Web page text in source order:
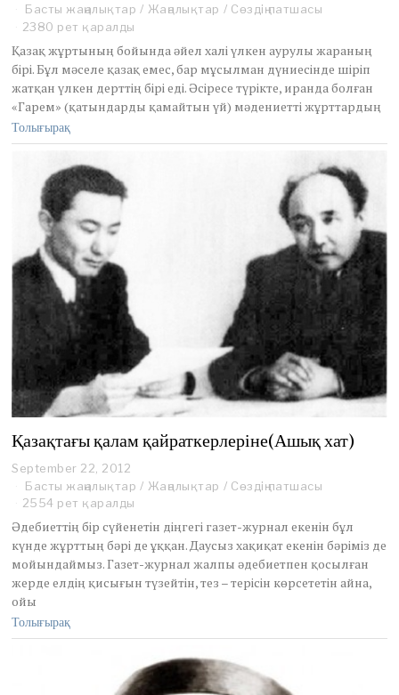
Басты жаңалықтар / Жаңалықтар / Сөздің патшасы
2380 рет қаралды
Қазақ жұртының бойында әйел халі үлкен аурулы жараның
бірі. Бұл мәселе қазақ емес, бар мұсылман дүниесінде шіріп
жатқан үлкен дерттің бірі еді. Әсіресе түрікте, иранда болған
«Гарем» (қатындарды қамайтын үй) мәдениетті жұрттардың
Толығырақ
Қазақтағы қалам қайраткерлеріне(Ашық хат)
September 22, 2012
e
p
e
m
b
e
0
Басты жаңалықтар / Жаңалықтар / Сөздің патшасы
2554 рет қаралды
Әдебиеттің бір сүйенетін діңгегі газет-журнал екенін бұл
күнде жұрттың бәрі де ұққан. Даусыз хақиқат екенін бәріміз де
мойындаймыз. Газет-журнал жалпы әдебиетпен қосылған
жерде елдің қисығын түзейтін, тез – терісін көрсететін айна,
ойы
Толығырақ